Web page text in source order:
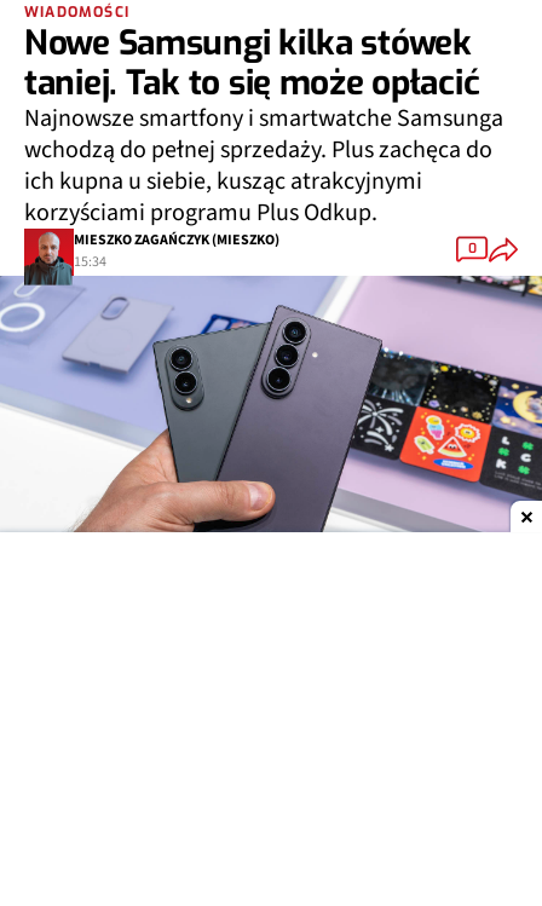
WIADOMOŚCI
Nowe Samsungi kilka stówek
taniej. Tak to się może opłacić
Najnowsze smartfony i smartwatche Samsunga
wchodzą do pełnej sprzedaży. Plus zachęca do
ich kupna u siebie, kusząc atrakcyjnymi
korzyściami programu Plus Odkup.
MIESZKO ZAGAŃCZYK (MIESZKO)
15:34
0